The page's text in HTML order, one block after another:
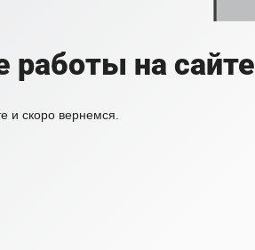
на сайте
и скоро вернемся.